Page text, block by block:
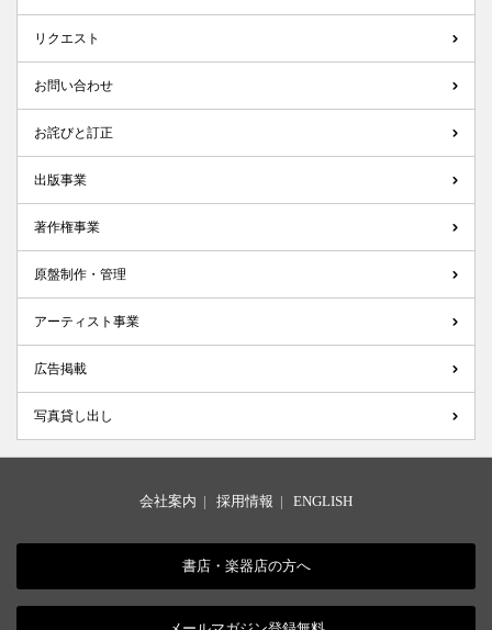
リクエスト
お問い合わせ
お詫びと訂正
出版事業
著作権事業
原盤制作・管理
アーティスト事業
広告掲載
写真貸し出し
会社案内 | 採用情報 | ENGLISH
書店・楽器店の方へ